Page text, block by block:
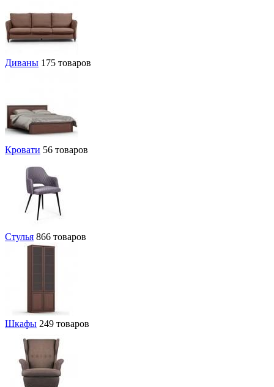
Диваны 175 товаров
Кровати 56 товаров
Стулья 866 товаров
Шкафы 249 товаров